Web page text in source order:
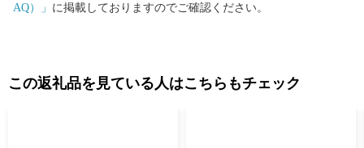
AQ）」 に掲載しておりますのでご確認ください。
この返礼品を見ている人はこちらもチェック